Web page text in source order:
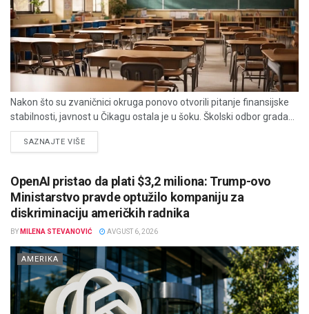
Nakon što su zvaničnici okruga ponovo otvorili pitanje finansijske
stabilnosti, javnost u Čikagu ostala je u šoku. Školski odbor grada...
SAZNAJTE VIŠEDETAILS
OpenAI pristao da plati $3,2 miliona: Trump-ovo
Ministarstvo pravde optužilo kompaniju za
diskriminaciju američkih radnika
BY MILENA STEVANOVIĆ AVGUST 6, 2026
AMERIKA